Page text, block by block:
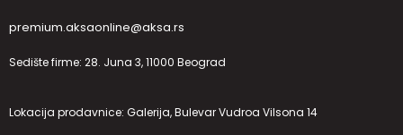
premium.aksaonline@aksa.rs
Sedište firme: 28. Juna 3, 11000 Beograd
Lokacija prodavnice: Galerija, Bulevar Vudroa Vilsona 14